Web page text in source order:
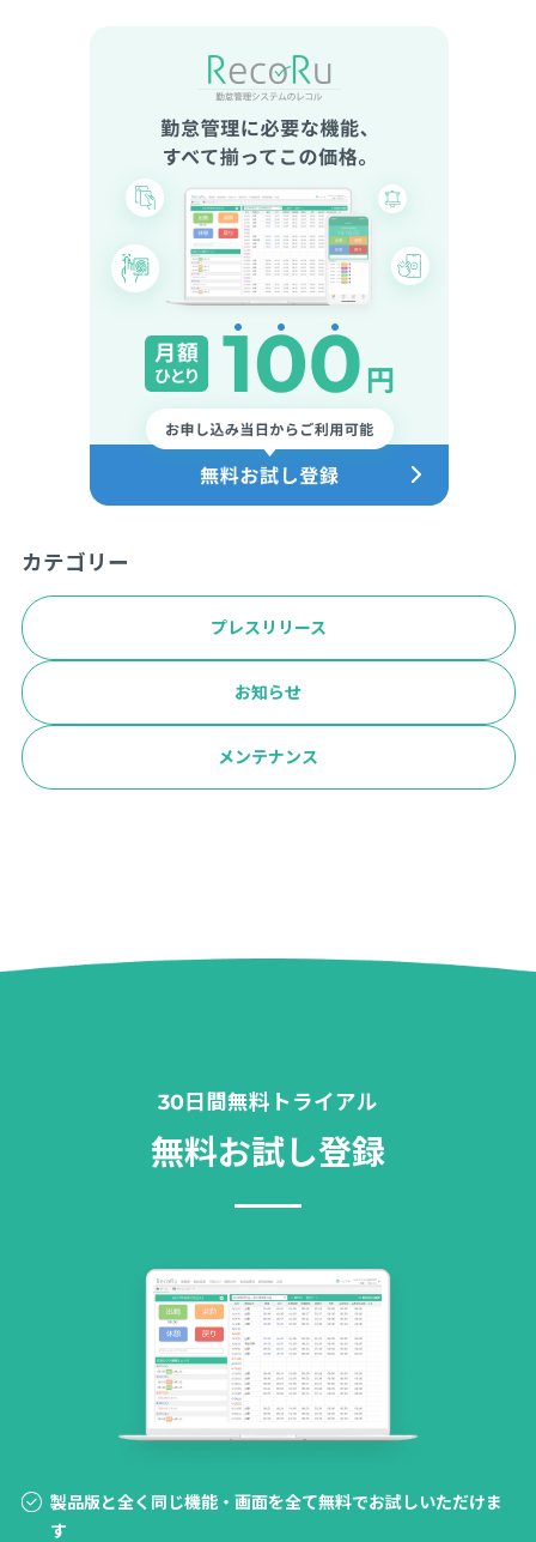
カテゴリー
プレスリリース
お知らせ
メンテナンス
30日間無料トライアル
無料お試し登録
製品版と全く同じ機能・画面を全て無料でお試しいただけま
す